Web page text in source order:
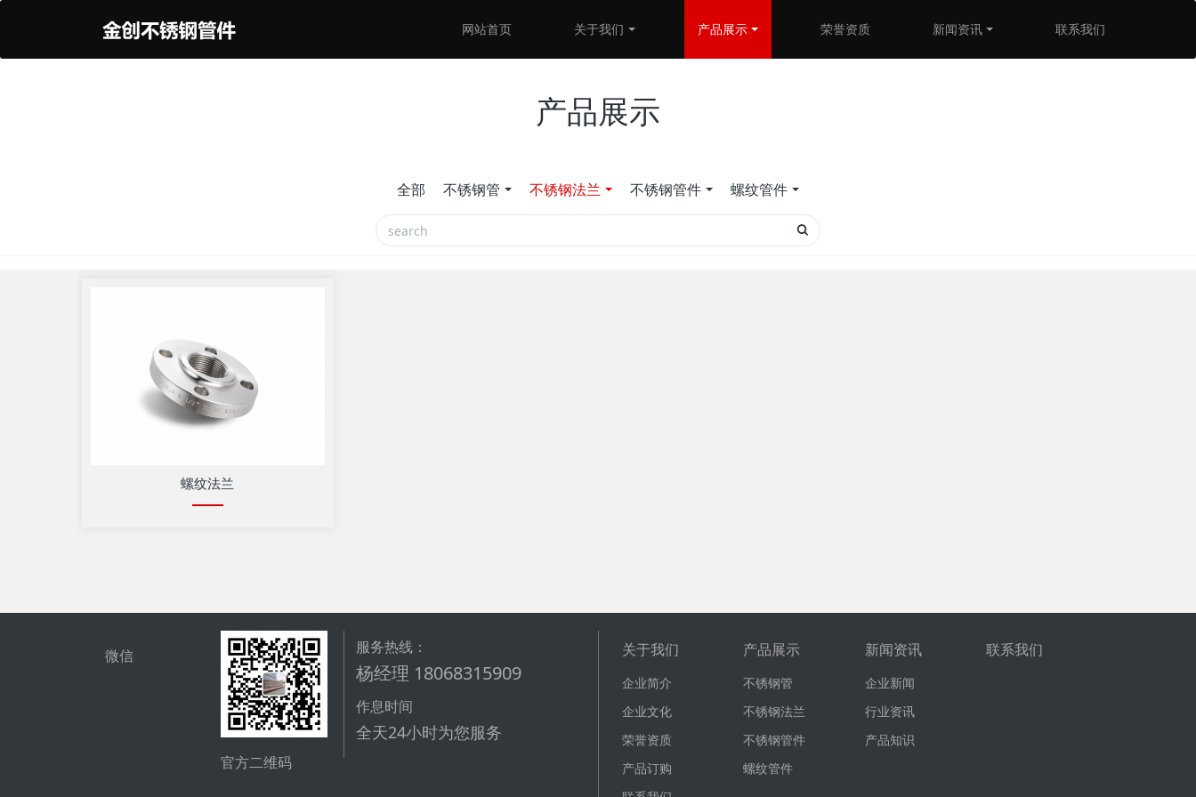
网站首页 关于我们 产品展示 荣誉资质 新闻资讯 联系我们
产品展示
全部 不锈钢管 不锈钢法兰 不锈钢管件 螺纹管件
螺纹法兰
微信
官方二维码
服务热线：
杨经理 18068315909
作息时间
全天24小时为您服务
关于我们
企业简介
企业文化
荣誉资质
产品订购
产品展示
不锈钢管
不锈钢法兰
不锈钢管件
螺纹管件
新闻资讯
企业新闻
行业资讯
产品知识
联系我们